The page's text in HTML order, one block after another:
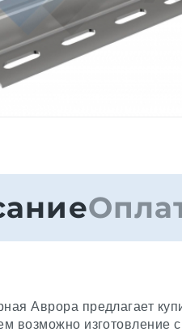
Аврора предлагает
возможно